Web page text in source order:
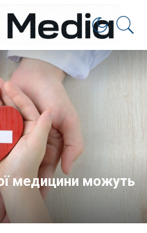
медицини можуть